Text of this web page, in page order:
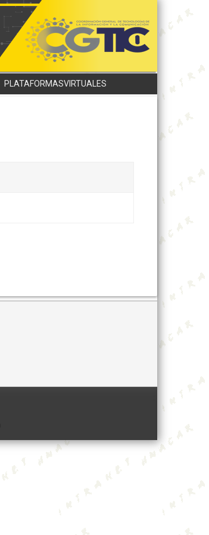
PLATAFORMASVIRTUALES